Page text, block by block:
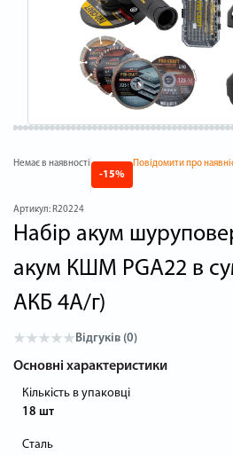
Немає в наявності
-15%
Повідомити про
Артикул: R20224
Набір акум
акум КШМ PGA22 в
АКБ 4А/г)
Відгуків (0)
Основні характеристики
Кількість в упаковці
18 шт
Сталь